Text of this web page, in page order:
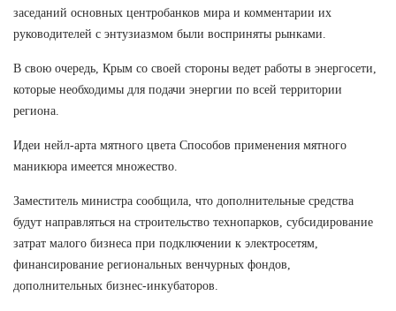
заседаний основных центробанков мира и комментарии их
руководителей с энтузиазмом были восприняты рынками.
В свою очередь, Крым со своей стороны ведет работы в энергосети,
которые необходимы для подачи энергии по всей территории
региона.
Идеи нейл-арта мятного цвета Способов применения мятного
маникюра имеется множество.
Заместитель министра сообщила, что дополнительные средства
будут направляться на строительство технопарков, субсидирование
затрат малого бизнеса при подключении к электросетям,
финансирование региональных венчурных фондов,
дополнительных бизнес-инкубаторов.